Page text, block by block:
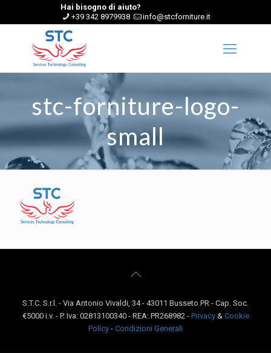
Hai bisogno di aiuto?
+39 342 8979938
info@stcforniture.it
stc-forniture-logo-
small
S.T.C. S.r.l. - Via Antonio Vivaldi, 34 - 43011 Busseto PR - Cap. Soc.
€5000 i.v. - P. Iva: 02813100340 - REA: PR268982 - Privacy& Cookie
Policy - Condizioni Generali